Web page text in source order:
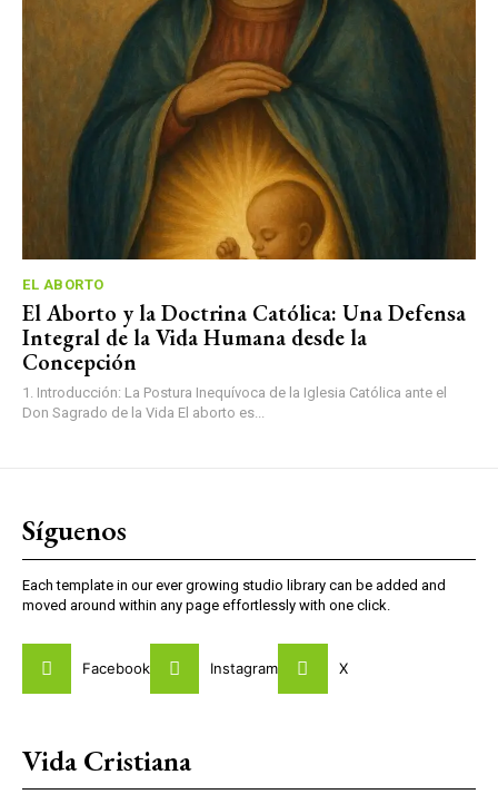
EL ABORTO
El Aborto y la Doctrina Católica: Una Defensa
Integral de la Vida Humana desde la
Concepción
1. Introducción: La Postura Inequívoca de la Iglesia Católica ante el
Don Sagrado de la Vida El aborto es...
Síguenos
Each template in our ever growing studio library can be added and
moved around within any page effortlessly with one click.
Facebook Instagram X
Vida Cristiana